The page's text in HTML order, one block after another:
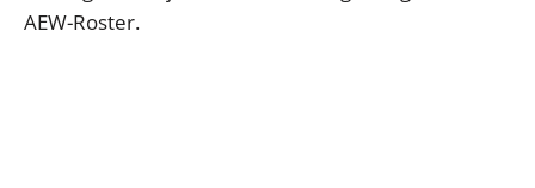
AEW-Roster.